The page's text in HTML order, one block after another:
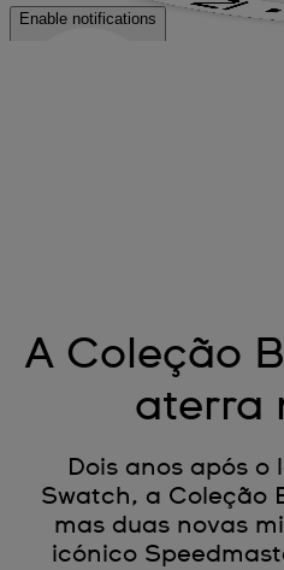
A Coleção
aterra
Dois anos após
Swatch, a Coleção
mas duas novas
icónico